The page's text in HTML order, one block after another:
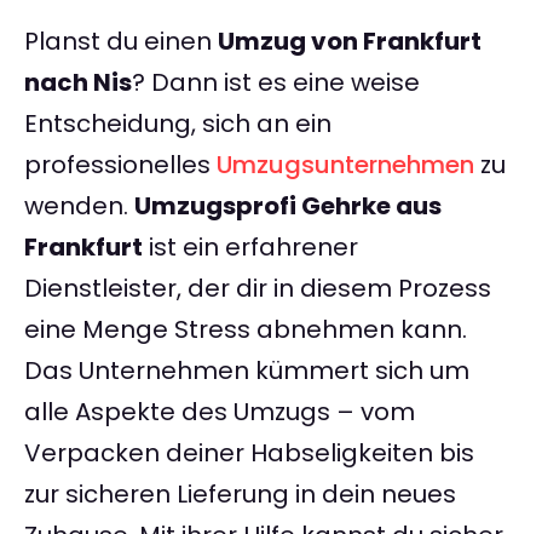
Planst du einen Umzug von Frankfurt
nach Nis? Dann ist es eine weise
Entscheidung, sich an ein
professionelles Umzugsunternehmen zu
wenden. Umzugsprofi Gehrke aus
Frankfurt ist ein erfahrener
Dienstleister, der dir in diesem Prozess
eine Menge Stress abnehmen kann.
Das Unternehmen kümmert sich um
alle Aspekte des Umzugs – vom
Verpacken deiner Habseligkeiten bis
zur sicheren Lieferung in dein neues